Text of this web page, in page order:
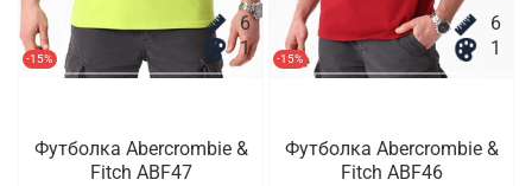
-15%
6
1
Футболка Abercrombie &
Fitch ABF47
-15%
6
1
Футболка Abercrombie &
Fitch ABF46